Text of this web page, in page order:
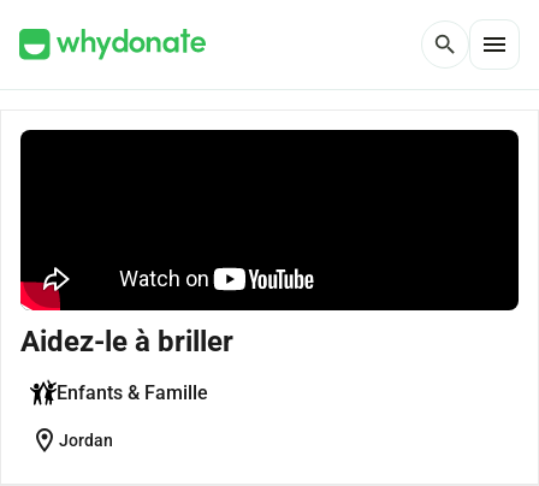
search menu
Aidez-le à briller
Enfants & Famille
location_on Jordan